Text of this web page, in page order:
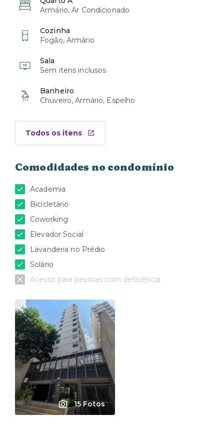
Armário, Ar Condicionado
Cozinha
Fogão, Armário
Sala
Sem itens inclusos
Banheiro
Chuveiro, Armário, Espelho
Todos os itens
Comodidades no condomínio
Academia
Bicicletário
Coworking
Elevador Social
Lavanderia no Prédio
Solário
Acesso para pessoas com deficiência
15 Fotos